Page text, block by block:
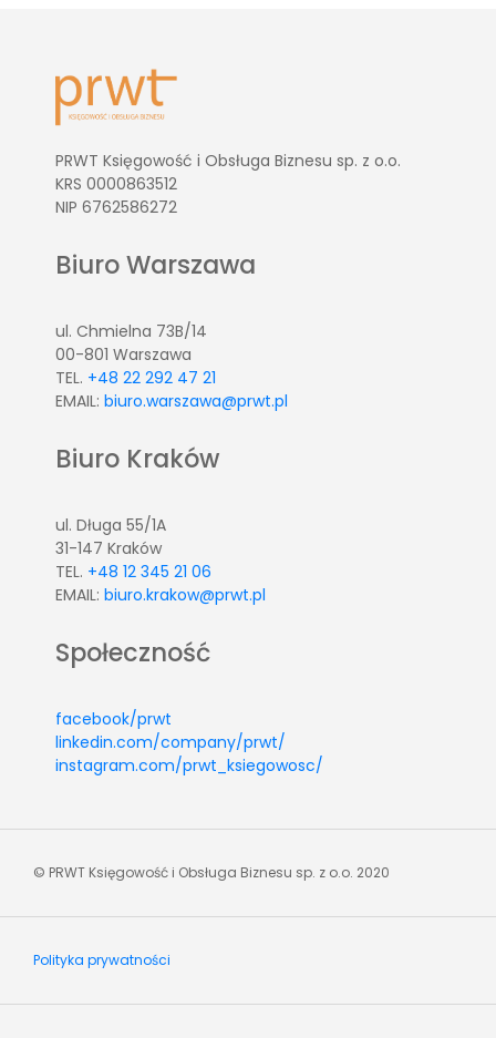
PRWT Księgowość i Obsługa Biznesu sp. z o.o.
KRS 0000863512
NIP 6762586272
Biuro Warszawa
ul. Chmielna 73B/14
00-801 Warszawa
TEL. +48 22 292 47 21
EMAIL: biuro.warszawa@prwt.pl
Biuro Kraków
ul. Długa 55/1A
31-147 Kraków
TEL. +48 12 345 21 06
EMAIL: biuro.krakow@prwt.pl
Społeczność
facebook/prwt
linkedin.com/company/prwt/
instagram.com/prwt_ksiegowosc/
© PRWT Księgowość i Obsługa Biznesu sp. z o.o. 2020
Polityka prywatności